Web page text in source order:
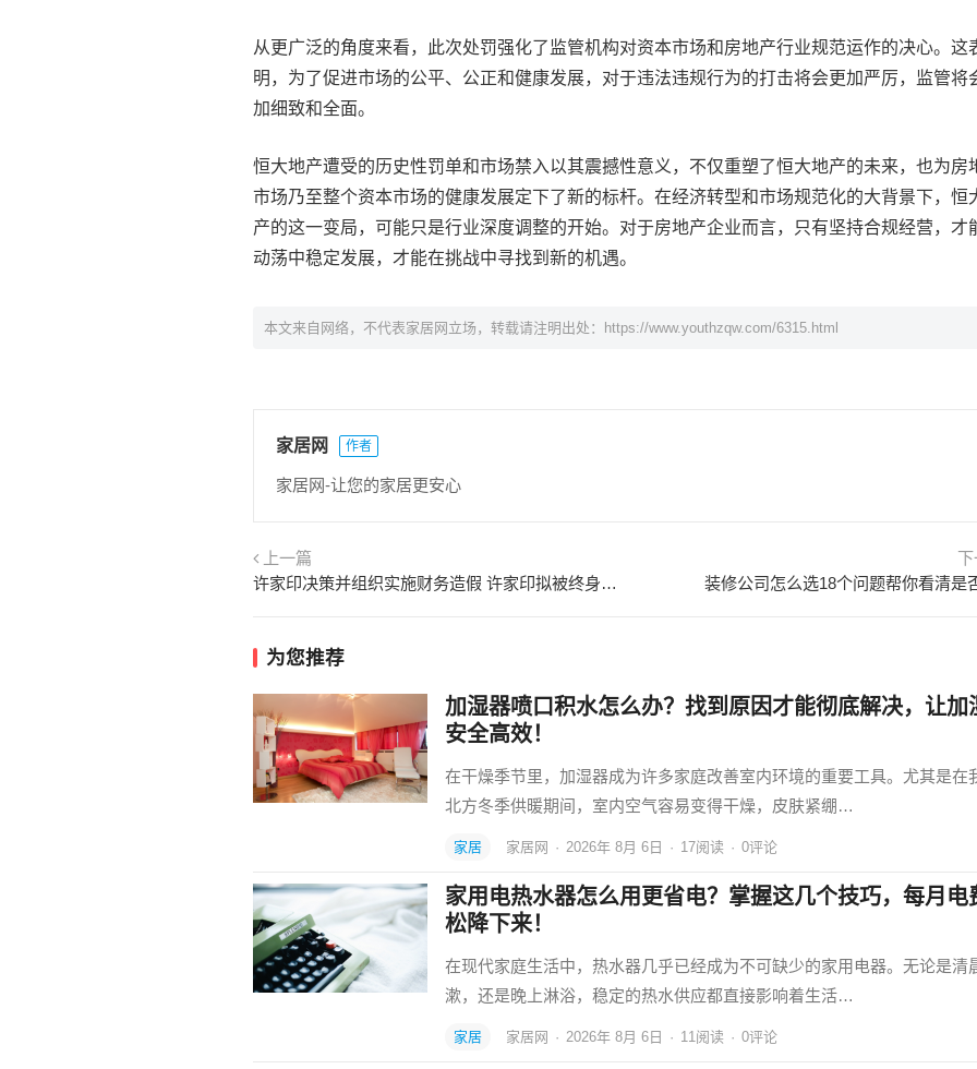
从更广泛的角度来看，此次处罚强化了监管机构对资本市场和房地产行业规范运作的决心。这
明，为了促进市场的公平、公正和健康发展，对于违法违规行为的打击将会更加严厉，监管将
加细致和全面。
恒大地产遭受的历史性罚单和市场禁入以其震撼性意义，不仅重塑了恒大地产的未来，也为房
市场乃至整个资本市场的健康发展定下了新的标杆。在经济转型和市场规范化的大背景下，恒
产的这一变局，可能只是行业深度调整的开始。对于房地产企业而言，只有坚持合规经营，才
动荡中稳定发展，才能在挑战中寻找到新的机遇。
本文来自网络，不代表家居网立场，转载请注明出处： https://www.youthzqw.com/6315.html
家居网 作者
家居网-让您的家居更安心
上一篇
许家印决策并组织实施财务造假 许家印拟被终身禁入证券市场 许家印宣布三大战略
装修公司怎么选18个问题帮你看清是
为您推荐
加湿器喷口积水怎么办？找到原因才能彻底解决，让加
安全高效！
在干燥季节里，加湿器成为许多家庭改善室内环境的重要工具。尤其是在
北方冬季供暖期间，室内空气容易变得干燥，皮肤紧绷…
家居 家居网 · 2026年 8月 6日 · 17阅读 · 0评论
家用电热水器怎么用更省电？掌握这几个技巧，每月电
松降下来！
在现代家庭生活中，热水器几乎已经成为不可缺少的家用电器。无论是清
漱，还是晚上淋浴，稳定的热水供应都直接影响着生活…
家居 家居网 · 2026年 8月 6日 · 11阅读 · 0评论